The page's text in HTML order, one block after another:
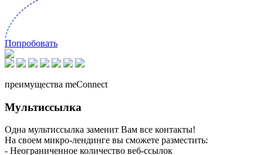
Попробовать
преимущества meConnect
Мультиссылка
Одна мультиссылка заменит Вам все контакты!
На своем микро-лендинге вы сможете разместить:
- Неограниченное количество веб-ссылок